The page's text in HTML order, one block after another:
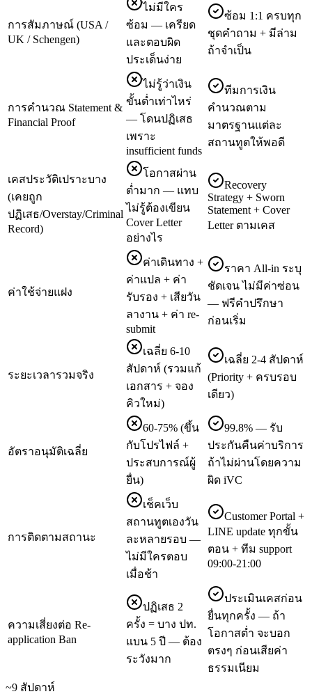
การสัมภาษณ์ (USA /
UK / Schengen)
ไม่มีใคร
ซ้อม — เครียด
และตอบผิด
ประเด็นง่าย
ซ้อม 1:1 ครบทุก
ชุดคำถาม + มีล่าม
ถ้าจำเป็น
การคำนวณ Statement &
Financial Proof
ไม่รู้ว่าเงิน
ขั้นต่ำเท่าไหร่
— โดนปฏิเสธ
เพราะ
insufficient funds
ทีมการเงิน
คำนวณตาม
มาตรฐานแต่ละ
สถานทูตให้พอดี
เคสประวัติเปราะบาง
(เคยถูก
ปฏิเสธ/Overstay/Criminal
Record)
โอกาสผ่าน
ต่ำมาก — แทบ
ไม่รู้ต้องเขียน
Cover Letter
อย่างไร
Recovery
Strategy + Sworn
Statement + Cover
Letter ตามเคส
ค่าใช้จ่ายแฝง
ค่าเดินทาง +
ค่าแปล + ค่า
รับรอง + เสียวัน
ลางาน + ค่า re-
submit
ราคา All-in ระบุ
ชัดเจน ไม่มีค่าซ่อน
— ฟรีคำปรึกษา
ก่อนเริ่ม
ระยะเวลารวมจริง
เฉลี่ย 6-10
สัปดาห์ (รวมแก้
เอกสาร + จอง
คิวใหม่)
เฉลี่ย 2-4 สัปดาห์
(Priority + ครบรอบ
เดียว)
อัตราอนุมัติเฉลี่ย
60-75% (ขึ้น
กับโปรไฟล์ +
ประสบการณ์ผู้
ยื่น)
99.8% — รับ
ประกันคืนค่าบริการ
ถ้าไม่ผ่านโดยความ
ผิด iVC
การติดตามสถานะ
เช็คเว็บ
สถานทูตเองวัน
ละหลายรอบ —
ไม่มีใครตอบ
เมื่อช้า
Customer Portal +
LINE update ทุกขั้น
ตอน + ทีม support
09:00-21:00
ความเสี่ยงต่อ Re-
application Ban
ปฏิเสธ 2
ครั้ง = บาง ปท.
แบน 5 ปี — ต้อง
ระวังมาก
ประเมินเคสก่อน
ยื่นทุกครั้ง — ถ้า
โอกาสต่ำ จะบอก
ตรงๆ ก่อนเสียค่า
ธรรมเนียม
~9 สัปดาห์